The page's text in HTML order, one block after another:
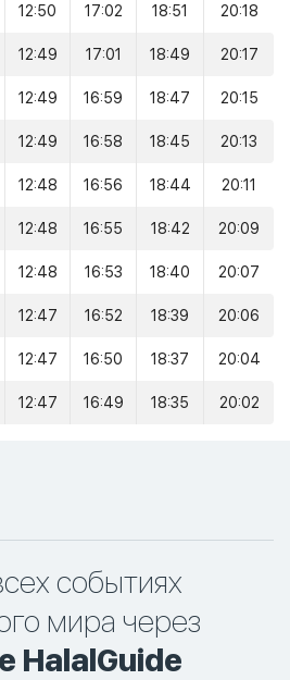
12:50 17:02 18:51 20:18
12:49 17:01 18:49 20:17
12:49 16:59 18:47 20:15
12:49 16:58 18:45 20:13
12:48 16:56 18:44 20:11
12:48 16:55 18:42 20:09
12:48 16:53 18:40 20:07
12:47 16:52 18:39 20:06
12:47 16:50 18:37 20:04
12:47 16:49 18:35 20:02
событиях
мира через
HalalGuide